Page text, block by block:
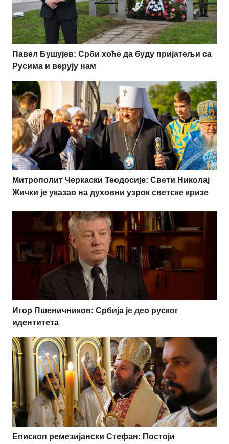
Павел Бушујев: Срби хоће да буду пријатељи са
Русима и верују нам
Митрополит Черкаски Теодосије: Свети Николај
Жички је указао на духовни узрок светске кризе
Игор Пшеничников: Србија је део руског
идентитета
Епископ ремезијански Стефан: Постоји